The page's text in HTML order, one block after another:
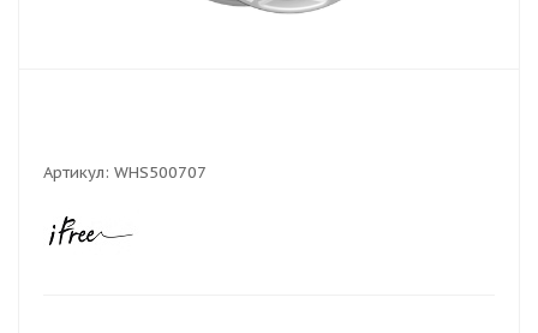
Артикул: WHS500707